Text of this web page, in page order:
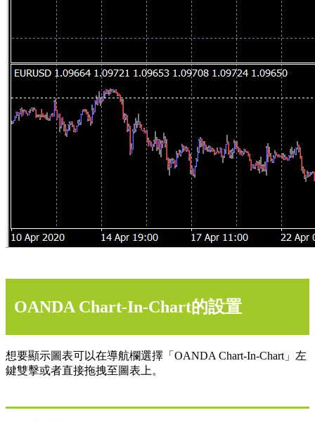
OANDA Chart-In-Chart的設置
想要顯示圖表可以在導航欄選擇「OANDA Chart-In-Chart」左
鍵雙擊或者直接拖拽至圖表上。